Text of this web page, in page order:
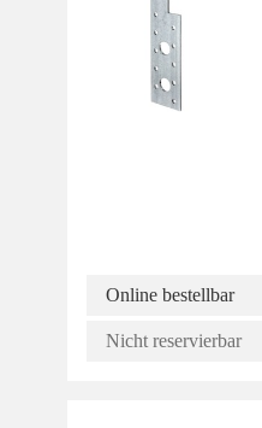
Online bestellbar
Nicht reservierbar